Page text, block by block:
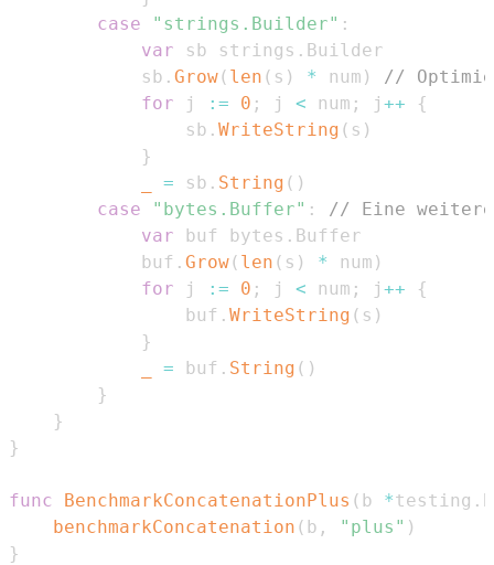
case
"strings.Builder" :
var sb strings .
			sb
. Grow( len ( s ) * num )
//
for j := 0 ; j < num ; j ++
{
				sb
. WriteString ( s )
}
= sb . String ( )
case
"bytes.Buffer" :
// Eine
var buf bytes .
			buf
. Grow( len ( s ) * num )
for j := 0 ; j < num ; j ++
{
				buf
. WriteString ( s )
}
= buf . String ( )
}
}
}
func BenchmarkConcatenationPlus ( b *testing . B
benchmarkConcatenation ( b , "plus" )
}